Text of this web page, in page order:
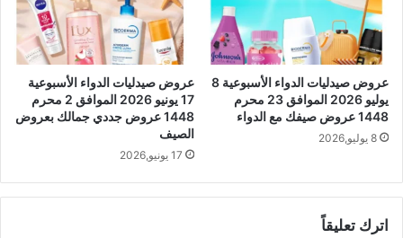
عروض صيدليات الدواء الأسبوعية 8
يوليو 2026 الموافق 23 محرم
1448 عروض صيفك مع الدواء
8 يوليو,2026
عروض صيدليات الدواء الأسبوعية
17 يونيو 2026 الموافق 2 محرم
1448 عروض جددي جمالك بعروض
الصيف
17 يونيو,2026
اترك تعليقاً